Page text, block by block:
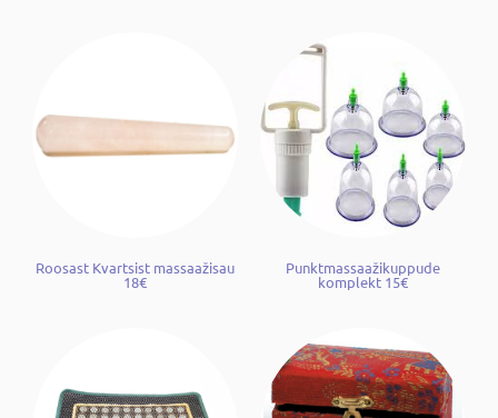
Roosast Kvartsist massaažisau
18€
Punktmassaažikuppude
komplekt 15€